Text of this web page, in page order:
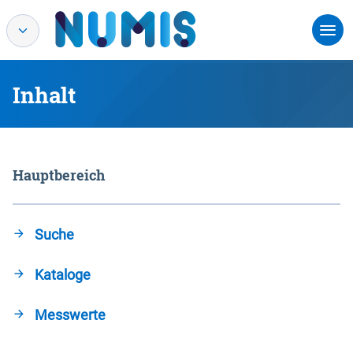
Inhalt
Hauptbereich
Suche
Kataloge
Messwerte